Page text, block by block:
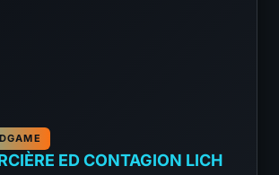
ED CONTAGION LICH